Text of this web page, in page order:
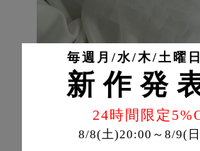
毎週月/水/木/土曜
新作発
24時間限定
8/8(土)20:00～8/9(